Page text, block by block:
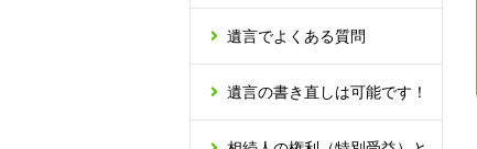
遺言でよくある質問
遺言の書き直しは可能です！